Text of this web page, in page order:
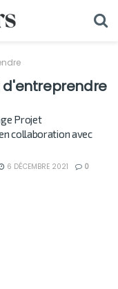
Projet
collaboration avec
6 DÉCEMBRE 2021 0